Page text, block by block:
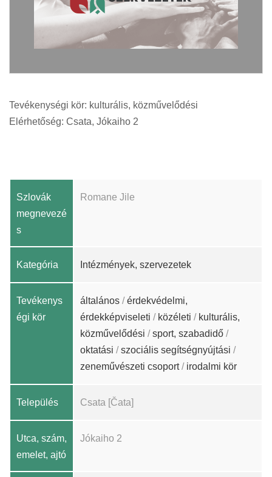
Tevékenységi kör: kulturális, közművelődési
Elérhetőség: Csata, Jókaiho 2
Szlovák
megnevezé
s
Romane Jile
Kategória Intézmények, szervezetek
Tevékenys
égi kör
általános /érdekvédelmi,
érdekképviseleti / közéleti / kulturális,
közművelődési /sport, szabadidő /
oktatási /szociális segítségnyújtási /
zeneművészeti csoport/ irodalmi kör
Település Csata [Čata]
Utca, szám,
emelet, ajtó
Jókaiho 2